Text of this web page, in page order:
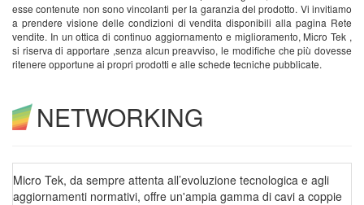
esse contenute non sono vincolanti per la garanzia del prodotto. Vi invitiamo
a prendere visione delle condizioni di vendita disponibili alla pagina Rete
vendite. In un ottica di continuo aggiornamento e miglioramento, Micro Tek ,
si riserva di apportare ,senza alcun preavviso, le modifiche che più dovesse
ritenere opportune ai propri prodotti e alle schede tecniche pubblicate.
NETWORKING
Micro Tek, da sempre attenta all’evoluzione tecnologica e agli
aggiornamenti normativi, offre un'ampia gamma di cavi a coppie